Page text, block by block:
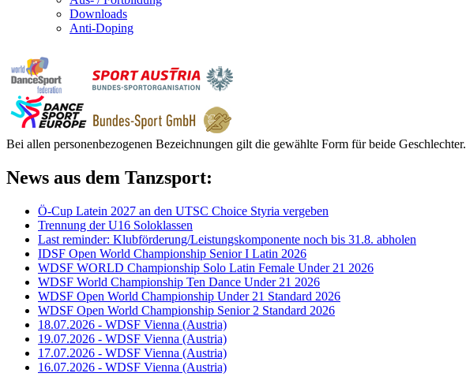
Downloads
Anti-Doping
Bei allen personenbezogenen Bezeichnungen gilt die gewählte Form für beide Geschlechter.
News aus dem Tanzsport:
Ö-Cup Latein 2027 an den UTSC Choice Styria vergeben
Trennung der U16 Soloklassen
Last reminder: Klubförderung/Leistungskomponente noch bis 31.8. abholen
IDSF Open World Championship Senior I Latin 2026
WDSF WORLD Championship Solo Latin Female Under 21 2026
WDSF World Championship Ten Dance Under 21 2026
WDSF Open World Championship Under 21 Standard 2026
WDSF Open World Championship Senior 2 Standard 2026
18.07.2026 - WDSF Vienna (Austria)
19.07.2026 - WDSF Vienna (Austria)
17.07.2026 - WDSF Vienna (Austria)
16.07.2026 - WDSF Vienna (Austria)